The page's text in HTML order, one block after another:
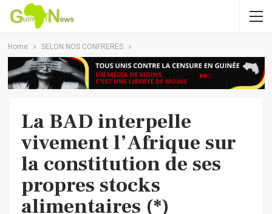
Home SELON NOS CONFRERES
La BAD interpelle
vivement l’Afrique sur
la constitution de ses
propres stocks
alimentaires (*)